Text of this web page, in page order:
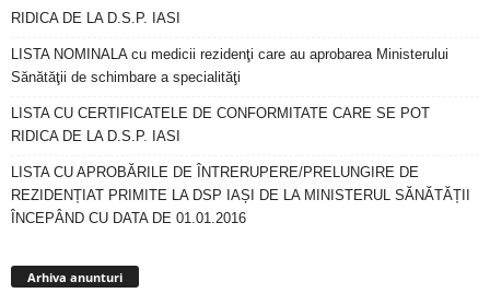
RIDICA DE LA D.S.P. IASI
LISTA NOMINALA cu medicii rezidenţi care au aprobarea Ministerului
Sănătăţii de schimbare a specialităţi
LISTA CU CERTIFICATELE DE CONFORMITATE CARE SE POT
RIDICA DE LA D.S.P. IASI
LISTA CU APROBĂRILE DE ÎNTRERUPERE/PRELUNGIRE DE
REZIDENȚIAT PRIMITE LA DSP IAȘI DE LA MINISTERUL SĂNĂTĂȚII
ÎNCEPÂND CU DATA DE 01.01.2016
Arhiva anunturi